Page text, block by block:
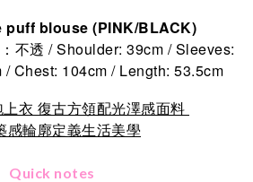
puff blouse (PINK/BLACK)
不透 / Shoulder: 39cm / Sleeves:
/ Chest: 104cm / Length: 53.5cm
衣 復古方領配光澤感面料
感輪廓定義生活美學
Quick notes